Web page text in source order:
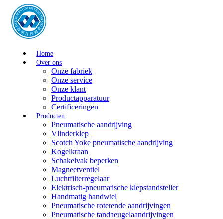
Home
Over ons
Onze fabriek
Onze service
Onze klant
Productapparatuur
Certificeringen
Producten
Pneumatische aandrijving
Vlinderklep
Scotch Yoke pneumatische aandrijving
Kogelkraan
Schakelvak beperken
Magneetventiel
Luchtfilterregelaar
Elektrisch-pneumatische klepstandsteller
Handmatig handwiel
Pneumatische roterende aandrijvingen
Pneumatische tandheugelaandrijvingen